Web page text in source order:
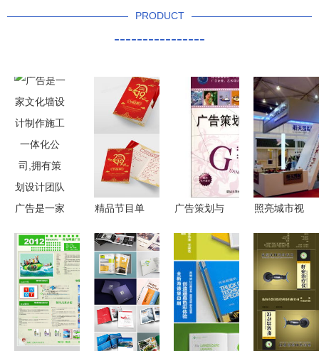
PRODUCT
----------------
广告是一家
制作施工一
体化公司,
拥有策划设
计团队
精品节目单
南 从模板
下载到策划
呈现
广告策划与
职业教育广
告与艺术设
计专业系列
教材-Cui
Xiaowen京
照亮城市视
箱设计与广
告制作的卓
越之选